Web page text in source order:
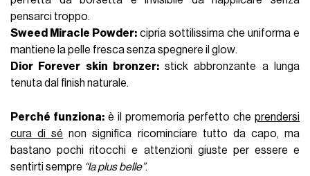
pensarci troppo.
Sweed Miracle Powder: cipria sottilissima che uniforma e
mantiene la pelle fresca senza spegnere il glow.
Dior Forever skin bronzer:stick abbronzante a lunga
tenuta dal finish naturale.
Perché funziona: è il promemoria perfetto che prendersi
cura di sé non significa ricominciare tutto da capo, ma
bastano pochi ritocchi e attenzioni giuste per essere e
sentirti sempre “la plus belle”.